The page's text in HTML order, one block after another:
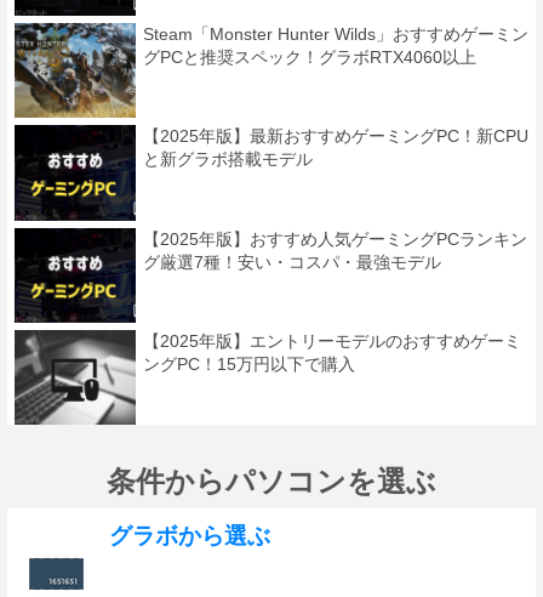
Steam「Monster Hunter Wilds」おすすめゲーミン
グPCと推奨スペック！グラボRTX4060以上
【2025年版】最新おすすめゲーミングPC！新CPU
と新グラボ搭載モデル
【2025年版】おすすめ人気ゲーミングPCランキン
グ厳選7種！安い・コスパ・最強モデル
【2025年版】エントリーモデルのおすすめゲーミ
ングPC！15万円以下で購入
条件からパソコンを選ぶ
グラボから選ぶ